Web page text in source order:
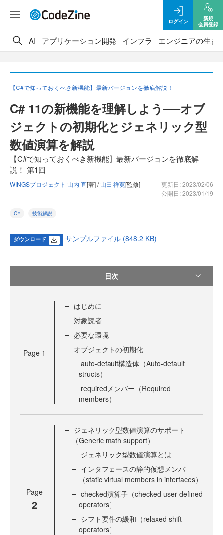
ログイン
新規
会員登録
AI アプリケーション開発 インフラ エンジニアの生き
【C#で知っておくべき新機能】最新バージョンを徹底解説！
C# 11の新機能を理解しよう──オブ
ジェクトの初期化とジェネリック型
数値演算を解説
【C#で知っておくべき新機能】最新バージョンを徹底解
説！ 第1回
WINGSプロジェクト 山内 直[著] /山田 祥寛[監修]
更新日: 2023/02/06
公開日: 2023/01/19
C# 技術解説
ダウンロード サンプルファイル (848.2 KB)
目次
Page 1
はじめに
対象読者
必要な環境
オブジェクトの初期化
auto-default構造体（Auto-default
structs）
requiredメンバー（Required
members）
Page
2
ジェネリック型数値演算のサポート
（Generic math support）
ジェネリック型数値演算とは
インタフェースの静的仮想メンバ
（static virtual members in interfaces）
checked演算子（checked user defined
operators）
シフト要件の緩和（relaxed shift
operators）